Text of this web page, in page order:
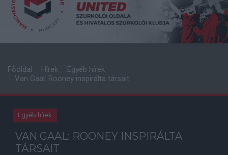
Főoldal Hírek
Egyéb hírek
Van Gaal: Rooney inspirálta társait
Egyéb hírek
VAN GAAL: ROONEY INSPIRÁLTA
TÁRSAIT